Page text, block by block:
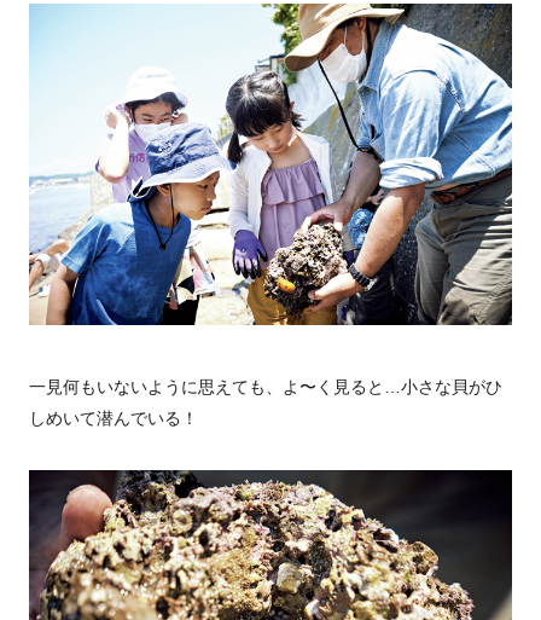
一見何もいないように思えても、よ〜く見ると…小さな貝がひ
しめいて潜んでいる！